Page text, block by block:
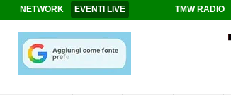
NETWORK EVENTI LIVE TMW RADIO